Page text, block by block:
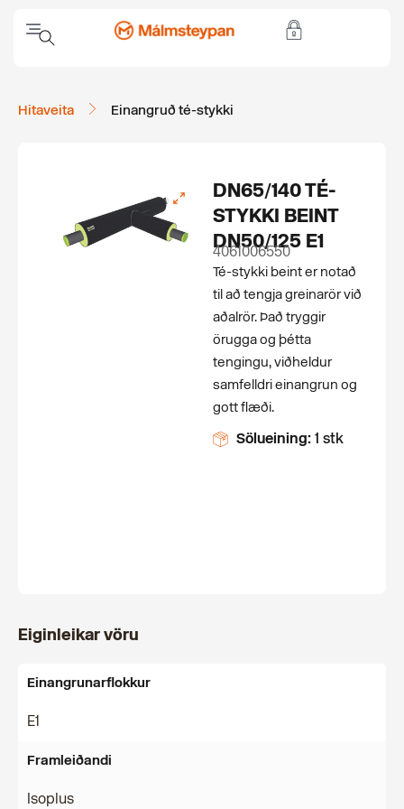
Hitaveita Einangruð té-stykki
DN65/140 TÉ-
STYKKI BEINT
DN50/125 E1
4061006550
Té-stykki beint er notað
til að tengja greinarör við
aðalrör. Það tryggir
örugga og þétta
tengingu, viðheldur
samfelldri einangrun og
gott flæði.
Sölueining:1 stk
Eiginleikar vöru
Einangrunarflokkur
E1
Framleiðandi
Isoplus